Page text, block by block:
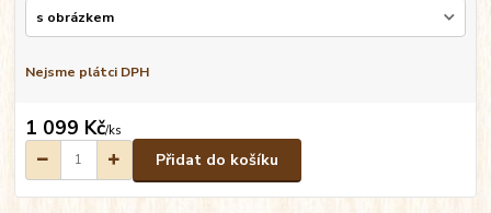
Nejsme plátci DPH
1 099 Kč/ks
Přidat do košíku